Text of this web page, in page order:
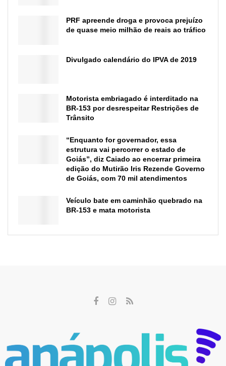
PRF apreende droga e provoca prejuízo
de quase meio milhão de reais ao tráfico
Divulgado calendário do IPVA de 2019
Motorista embriagado é interditado na
BR-153 por desrespeitar Restrições de
Trânsito
“Enquanto for governador, essa
estrutura vai percorrer o estado de
Goiás”, diz Caiado ao encerrar primeira
edição do Mutirão Iris Rezende Governo
de Goiás, com 70 mil atendimentos
Veículo bate em caminhão quebrado na
BR-153 e mata motorista